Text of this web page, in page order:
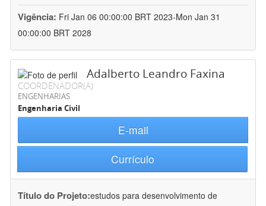
Vigência: Fri Jan 06 00:00:00 BRT 2023-Mon Jan 31
00:00:00 BRT 2028
Adalberto Leandro Faxina
COORDENADOR(A)
ENGENHARIAS
Engenharia Civil
E-mail
Currículo
Título do Projeto:estudos para desenvolvimento de